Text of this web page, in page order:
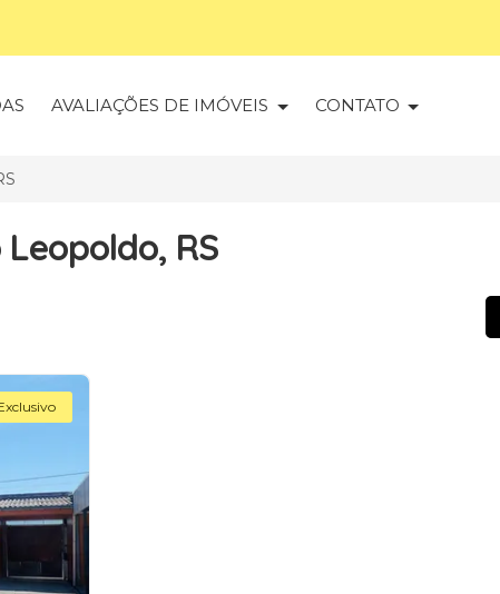
AVALIAÇÕES DE IMÓVEIS CONTATO
RS